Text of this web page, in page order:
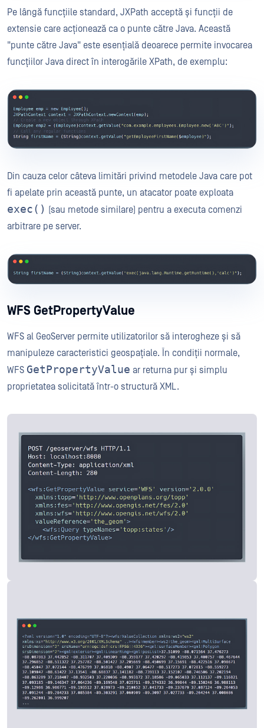
Pe lângă funcțiile standard, JXPath acceptă și funcții de
extensie care acționează ca o punte către Java. Această
"punte către Java" este esențială deoarece permite invocarea
funcțiilor Java direct în interogările XPath, de exemplu:
Din cauza celor câteva limitări privind metodele Java care pot
fi apelate prin această punte, un atacator poate exploata
exec() (sau metode similare) pentru a executa comenzi
arbitrare pe server.
WFS GetPropertyValue
WFS al GeoServer permite utilizatorilor să interogheze și să
manipuleze caracteristici geospațiale. În condiții normale,
WFS GetPropertyValue ar returna pur și simplu
proprietatea solicitată într-o structură XML.